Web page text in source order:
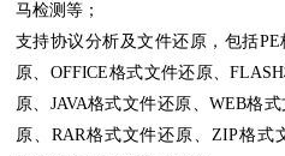
马检测等；
支持协议分析及文件还原，包括
原、OFFICE格式文件还原、
原、JAVA格式文件还原、WEB格
原、RAR格式文件还原、ZIP格式